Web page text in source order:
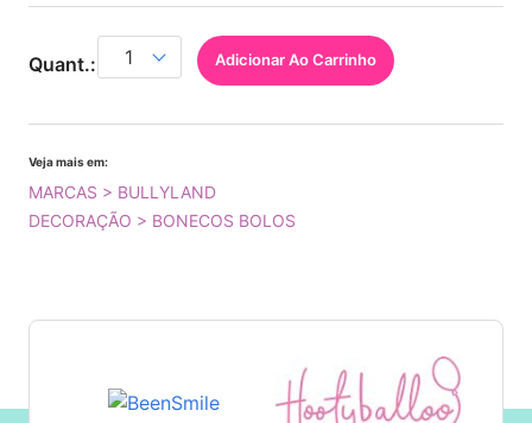
Quant.: Adicionar Ao Carrinho
Veja mais em:
MARCAS > BULLYLAND
DECORAÇÃO > BONECOS BOLOS